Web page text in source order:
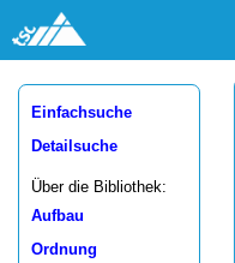
Einfachsuche
Detailsuche
Über die Bibliothek:
Aufbau
Ordnung